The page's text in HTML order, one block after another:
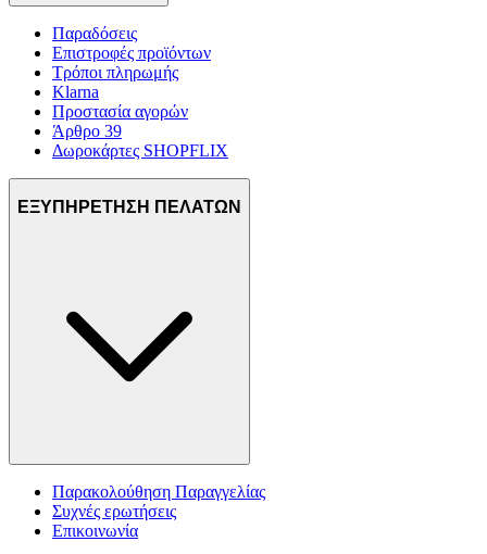
Παραδόσεις
Επιστροφές προϊόντων
Τρόποι πληρωμής
Klarna
Προστασία αγορών
Άρθρο 39
Δωροκάρτες SHOPFLIX
ΕΞΥΠΗΡΕΤΗΣΗ ΠΕΛΑΤΩΝ
Παρακολούθηση Παραγγελίας
Συχνές ερωτήσεις
Επικοινωνία